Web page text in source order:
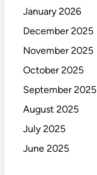
January 2026
December 2025
November 2025
October 2025
September 2025
August 2025
July 2025
June 2025